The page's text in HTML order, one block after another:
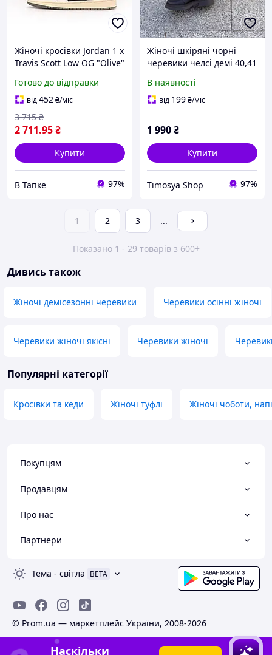
Жіночі кросівки Jordan 1 x
Travis Scott Low OG "Olive"
низькі демі кроси Y14610
Готово до відправки
від452₴/міс
2 711.95₴
3 715 ₴
Купити
В Тапке 97%
Жіночі шкіряні чорні
черевики челсі демі 40,41
В наявності
від 199₴/міс
1 990₴
Купити
Timosya Shop 97%
1 2 3 ...
Показано 1 - 29 товарів з 600+
Дивись також
Жіночі демісезонні черевики Черевики осінні жіночі
Черевики жіночі якісні Черевики жіночі
Популярні категорії
Кросівки та кеди Жіночі туфлі Жіночі чоботи,
Покупцям
Продавцям
Про нас
Партнери
Тема - світла BETA
© Prom.ua — маркетплейс України, 2008-2026
Наскільки